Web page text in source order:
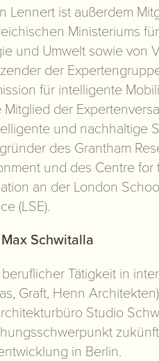
Lennert ist außerdem
Ministeriums
und Umwelt sowie von
der
für intelligente
Mitglied der
und nachhaltige
des Grantham
und des Centre for
an der London
(LSE).
Schwitalla
Tätigkeit in
Graft, Henn
Studio
in Berlin.